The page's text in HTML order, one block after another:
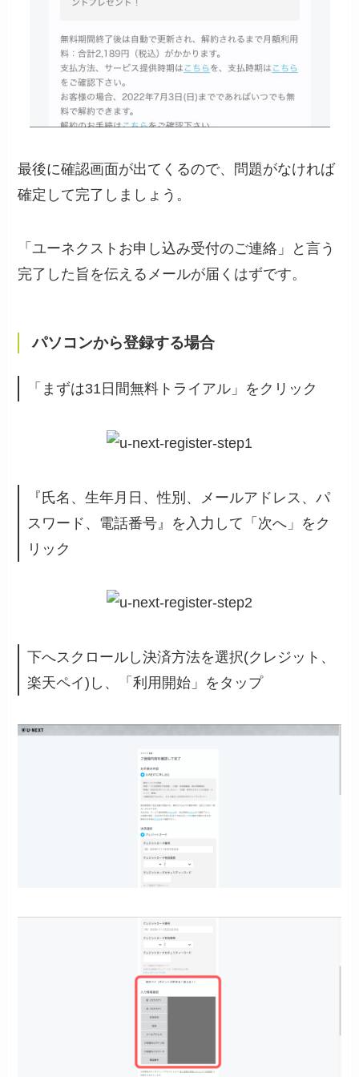
最後に確認画面が出てくるので、問題がなければ
確定して完了しましょう。
「ユーネクストお申し込み受付のご連絡」と言う
完了した旨を伝えるメールが届くはずです。
パソコンから登録する場合
「まずは31日間無料トライアル」をクリック
『氏名、生年月日、性別、メールアドレス、パ
スワード、電話番号』を入力して「次へ」をク
リック
下へスクロールし決済方法を選択(クレジット、
楽天ペイ)し、「利用開始」をタップ